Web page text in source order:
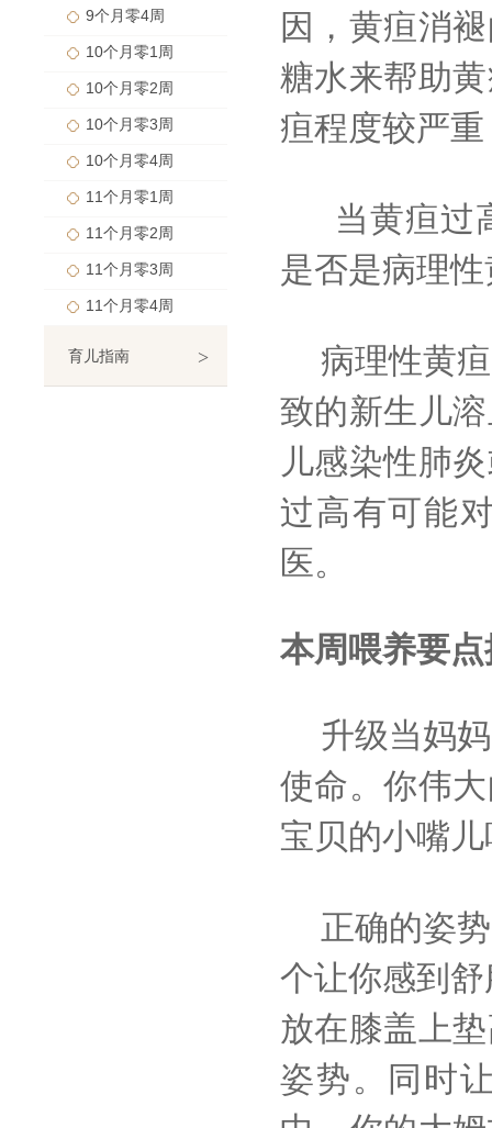
9个月零4周
10个月零1周
10个月零2周
10个月零3周
10个月零4周
11个月零1周
11个月零2周
11个月零3周
11个月零4周
育儿指南 >
因，黄疸消
糖水来帮助
疸程度较严
当黄疸过
是否是病理
病理性黄
致的新生儿
儿感染性肺
过高有可能
医。
本周喂养要
升级当妈妈
使命。你伟
宝贝的小嘴
正确的姿势
个让你感到
放在膝盖上
姿势。同时